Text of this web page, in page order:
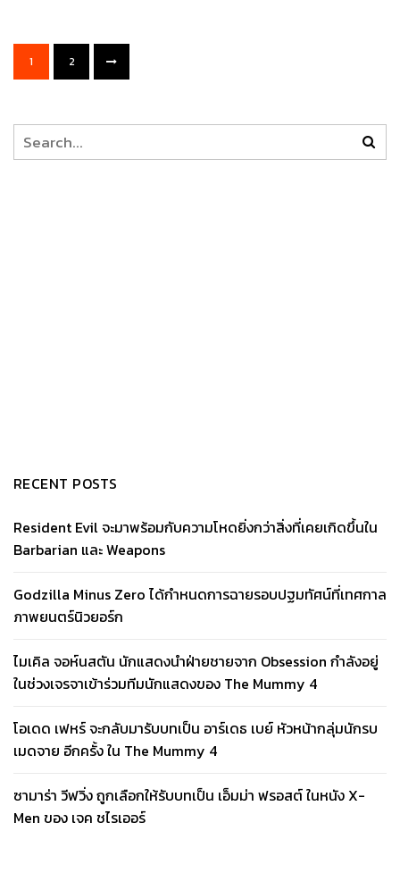
1 2
RECENT POSTS
Resident Evil จะมาพร้อมกับความโหดยิ่งกว่าสิ่งที่เคยเกิดขึ้นใน
Barbarian และ Weapons
Godzilla Minus Zero ได้กำหนดการฉายรอบปฐมทัศน์ที่เทศกาล
ภาพยนตร์นิวยอร์ก
ไมเคิล จอห์นสตัน นักแสดงนำฝ่ายชายจาก Obsession กำลังอยู่
ในช่วงเจรจาเข้าร่วมทีมนักแสดงของ The Mummy 4
โอเดด เฟหร์ จะกลับมารับบทเป็น อาร์เดธ เบย์ หัวหน้ากลุ่มนักรบ
เมดจาย อีกครั้ง ใน The Mummy 4
ซามาร่า วีฟวิ่ง ถูกเลือกให้รับบทเป็น เอ็มม่า ฟรอสต์ ในหนัง X-
Men ของ เจค ชไรเออร์